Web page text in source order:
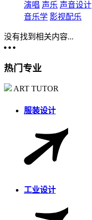
演唱 声乐 声音设计
音乐学 影视配乐
没有找到相关内容...
热门专业
ART TUTOR
服装设计
工业设计